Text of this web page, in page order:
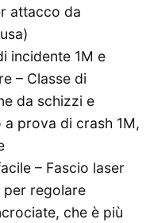
attacco da
incidente 1M e
– Classe di
da schizzi e
prova di crash 1M,
– Fascio laser
per regolare
che è più